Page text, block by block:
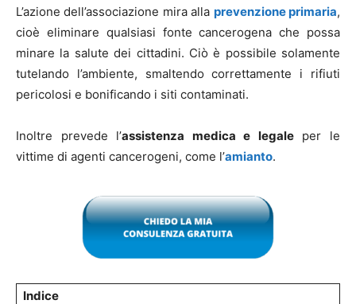
L’azione dell’associazione mira alla prevenzione primaria,
cioè eliminare qualsiasi fonte cancerogena che possa
minare la salute dei cittadini. Ciò è possibile solamente
tutelando l’ambiente, smaltendo correttamente i rifiuti
pericolosi e bonificando i siti contaminati.
Inoltre prevede l’assistenza medica e legaleper le
vittime di agenti cancerogeni, come l’amianto.
Indice